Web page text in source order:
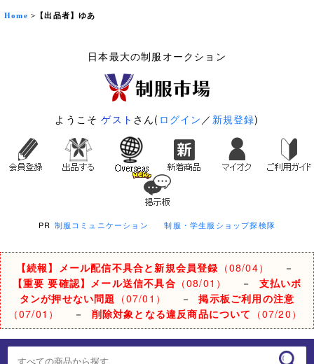
Home >【出品者】ゆあ
日本最大の制服オークション
ようこそゲスト さん( ログイン ／ 新規登録)
PR 制服コミュニケーション 制服・学生服ショップ探検隊
【続報】メール配信不具合と新規会員登録 （08/04）
－
【重要 要確認】メール送信不具合 （08/01） － 支払いボ
タンが押せない問題 （07/01） －掲示板ご利用の注意
（07/01）
－ 削除対象となる違反商品について （07/20）